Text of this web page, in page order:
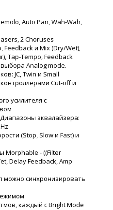
Auto Pan, Wah-Wah,
2 Choruses
Feedback и Mix (Dry/Wet),
Tap-Tempo, Feedback
выбора Analog mode.
JC, Twin и Small
Cut-off и
усилителя с
эквалайзера:
(Stop, Slow и Fast) и
Morphable - ((Filter
Delay Feedback, Amp
можно синхронизировать
каждый с Bright Mode